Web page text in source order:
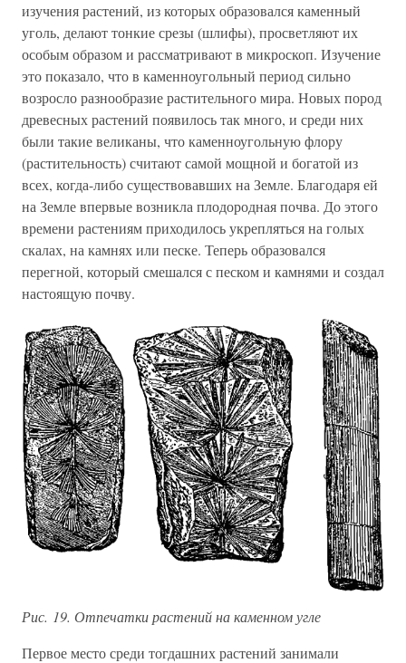
изучения растений, из которых образовался каменный
уголь, делают тонкие срезы (шлифы), просветляют их
особым образом и рассматривают в микроскоп. Изучение
это показало, что в каменноугольный период сильно
возросло разнообразие растительного мира. Новых пород
древесных растений появилось так много, и среди них
были такие великаны, что каменноугольную флору
(растительность) считают самой мощной и богатой из
всех, когда-либо существовавших на Земле. Благодаря ей
на Земле впервые возникла плодородная почва. До этого
времени растениям приходилось укрепляться на голых
скалах, на камнях или песке. Теперь образовался
перегной, который смешался с песком и камнями и создал
настоящую почву.
Рис. 19. Отпечатки растений на каменном угле
Первое место среди тогдашних растений занимали